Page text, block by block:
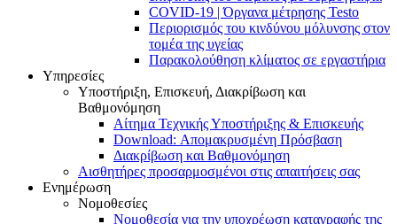
COVID-19 | Όργανα μέτρησης Testo
Περιορισμός του κινδύνου μόλυνσης στον
τομέα της υγείας
Παρακολούθηση κλίματος σε εργαστήρια
Υπηρεσίες
Υποστήριξη, Επισκευή, Διακρίβωση και
Βαθμονόμηση
Αίτημα Τεχνικής Υποστήριξης & Επισκευής
Download: Απομακρυσμένη Πρόσβαση
Διακρίβωση και Βαθμονόμηση
Αισθητήρες προσαρμοσμένοι στις απαιτήσεις σας
Ενημέρωση
Νομοθεσίες
Νομοθεσία για την υποχρέωση καταγραφής της